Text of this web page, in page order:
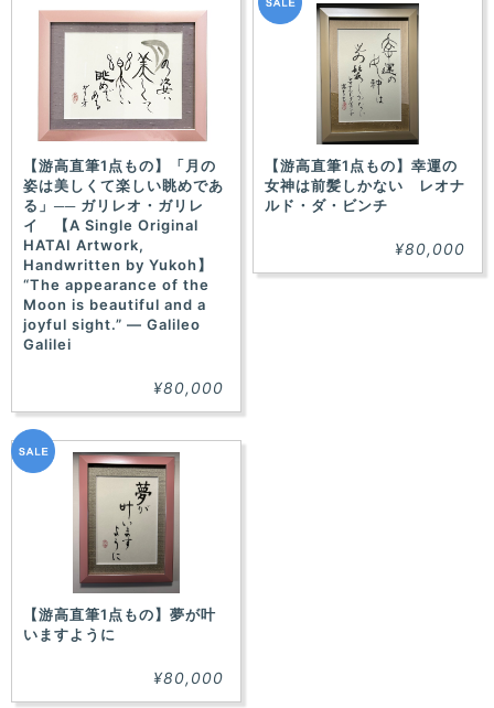
【游高直筆1点もの】「月の
姿は美しくて楽しい眺めであ
る」── ガリレオ・ガリレ
イ 【A Single Original
HATAI Artwork,
Handwritten by Yukoh】
“The appearance of the
Moon is beautiful and a
joyful sight.” — Galileo
Galilei
¥80,000
【游高直筆1点もの】幸運の
女神は前髪しかない レオナ
ルド・ダ・ビンチ
¥80,000
【游高直筆1点もの】夢が叶
いますように
¥80,000